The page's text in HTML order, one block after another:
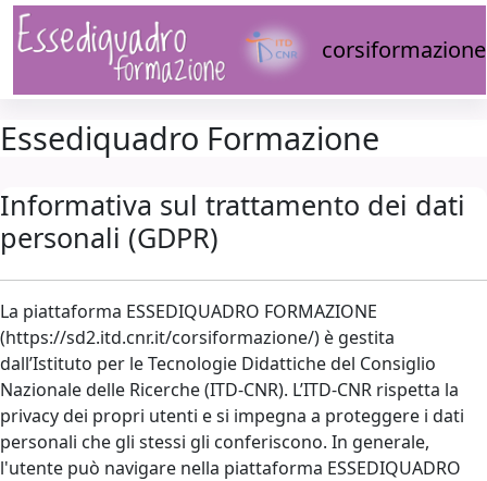
Vai al contenuto principale
corsiformazione
Essediquadro Formazione
Informativa sul trattamento dei dati
personali (GDPR)
La piattaforma ESSEDIQUADRO FORMAZIONE
(https://sd2.itd.cnr.it/corsiformazione/) è gestita
dall’Istituto per le Tecnologie Didattiche del Consiglio
Nazionale delle Ricerche (ITD-CNR). L’ITD-CNR rispetta la
privacy dei propri utenti e si impegna a proteggere i dati
personali che gli stessi gli conferiscono. In generale,
l'utente può navigare nella piattaforma ESSEDIQUADRO